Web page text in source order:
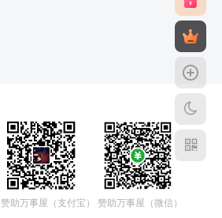
赞助万事屋（支付宝） 赞助万事屋（微信）